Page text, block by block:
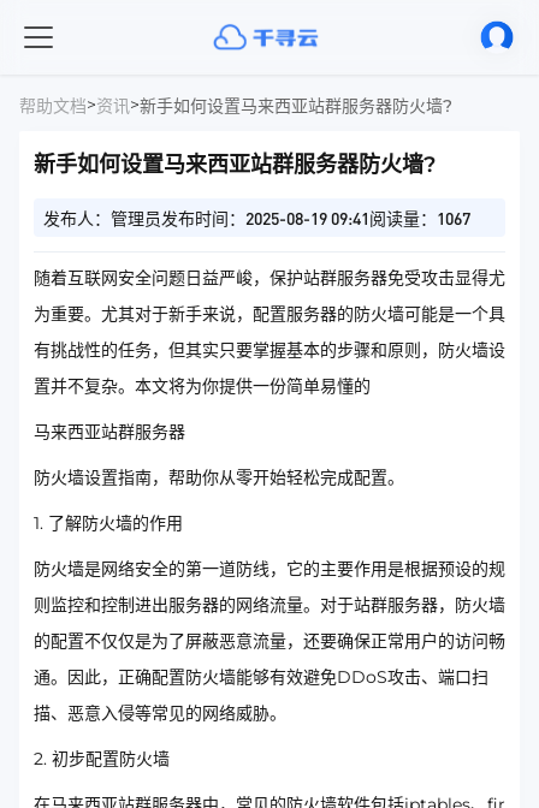
帮助文档>资讯>新手如何设置马来西亚站群服务器防火墙?
新手如何设置马来西亚站群服务器防火墙?
发布人：管理员发布时间：2025-08-19 09:41阅读量：1067
随着互联网安全问题日益严峻，保护站群服务器免受攻击显得尤
为重要。尤其对于新手来说，配置服务器的防火墙可能是一个具
有挑战性的任务，但其实只要掌握基本的步骤和原则，防火墙设
置并不复杂。本文将为你提供一份简单易懂的
马来西亚站群服务器
防火墙设置指南，帮助你从零开始轻松完成配置。
1. 了解防火墙的作用
防火墙是网络安全的第一道防线，它的主要作用是根据预设的规
则监控和控制进出服务器的网络流量。对于站群服务器，防火墙
的配置不仅仅是为了屏蔽恶意流量，还要确保正常用户的访问畅
通。因此，正确配置防火墙能够有效避免DDoS攻击、端口扫
描、恶意入侵等常见的网络威胁。
2. 初步配置防火墙